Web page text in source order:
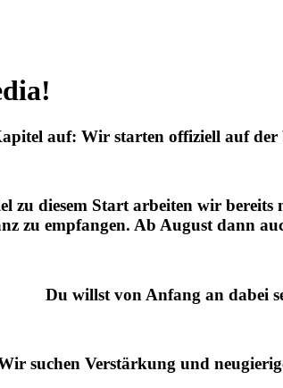
auf: Wir starten offiziell auf
zu diesem Start arbeiten wir
zu empfangen. Ab August dann
Du willst von Anfang an dabei
suchen Verstärkung und